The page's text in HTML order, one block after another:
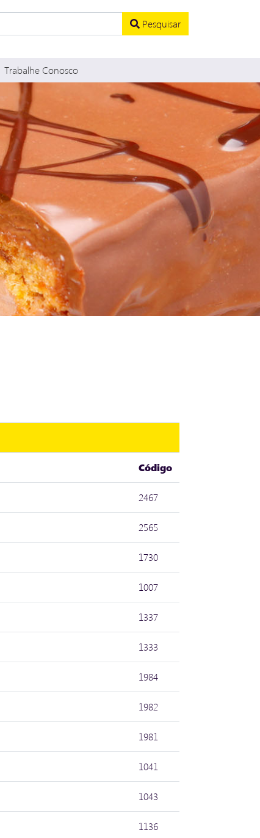
Pesquisar
Trabalhe Conosco
Código
2467
2565
1730
1007
1337
1333
1984
1982
1981
1041
1043
1136